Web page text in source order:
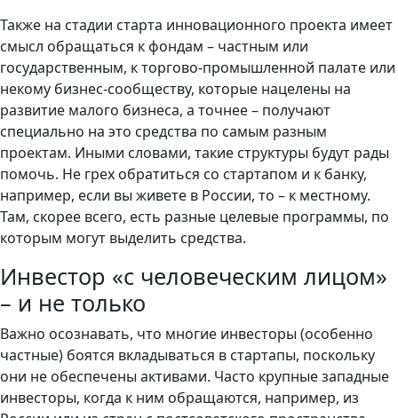
Также на стадии старта инновационного проекта имеет
смысл обращаться к фондам – частным или
государственным, к торгово-промышленной палате или
некому бизнес-сообществу, которые нацелены на
развитие малого бизнеса, а точнее – получают
специально на это средства по самым разным
проектам. Иными словами, такие структуры будут рады
помочь. Не грех обратиться со стартапом и к банку,
например, если вы живете в России, то – к местному.
Там, скорее всего, есть разные целевые программы, по
которым могут выделить средства.
Инвестор «с человеческим лицом»
– и не только
Важно осознавать, что многие инвесторы (особенно
частные) боятся вкладываться в стартапы, поскольку
они не обеспечены активами. Часто крупные западные
инвесторы, когда к ним обращаются, например, из